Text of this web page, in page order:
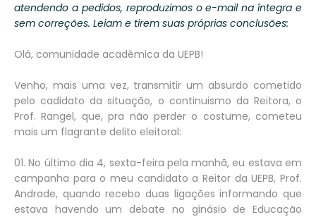
atendendo a pedidos, reproduzimos o e-mail na íntegra e
sem correções. Leiam e tirem suas próprias conclusões:
Olá, comunidade acadêmica da UEPB!
Venho, mais uma vez, transmitir um absurdo cometido
pelo cadidato da situação, o continuismo da Reitora, o
Prof. Rangel, que, pra não perder o costume, cometeu
mais um flagrante delito eleitoral:
01. No último dia 4, sexta-feira pela manhã, eu estava em
campanha para o meu candidato a Reitor da UEPB, Prof.
Andrade, quando recebo duas ligações informando que
estava havendo um debate no ginásio de Educação